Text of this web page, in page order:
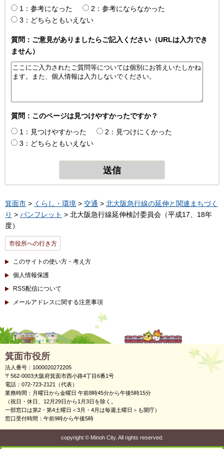
1：参考になった
2：参考にならなかった
3：どちらともいえない
質問：ご意見がありましたらご記入ください（URLは入力でき
ません）
質問：このページは見つけやすかったですか？
1：見つけやすかった
2：見つけにくかった
3：どちらともいえない
箕面市 > くらし・環境 > 交通 > 北大阪急行線の延伸と関連まちづく
り > パンフレット > 北大阪急行線延伸検討委員会（平成17、18年
度）
市役所への行き方
このサイトの使い方・考え方
個人情報保護
RSS配信について
メールアドレスに関する注意事項
箕面市役所
法人番号：1000020272205
〒562-0003大阪府箕面市西小路4丁目6番1号
電話：072-723-2121（代表）
業務時間：月曜日から金曜日 午前8時45分から午後5時15分
（祝日・休日、12月29日から1月3日を除く。
一部窓口は第2・第4土曜日＜3月・4月は毎週土曜日＞も開庁）
窓口受付時間：午前9時から午後5時
copyright ©Minoh City. All rights reserved.